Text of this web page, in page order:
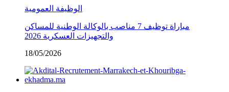
الوظيفة العمومية
مباراة توظيف 7 مناصب بالوكالة الوطنية للمساكن
والتجهيزات العسكرية 2026
18/05/2026